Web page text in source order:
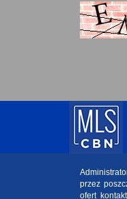
przez
ofert